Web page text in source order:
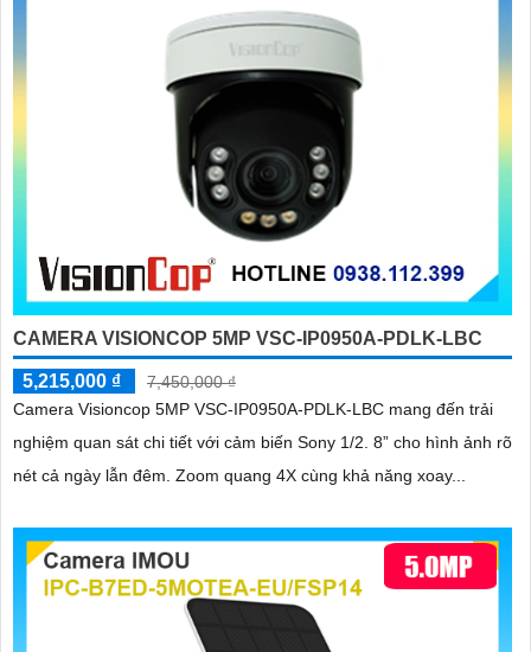
CAMERA VISIONCOP 5MP VSC-IP0950A-PDLK-LBC
5,215,000 ₫
7,450,000 ₫
Camera Visioncop 5MP VSC-IP0950A-PDLK-LBC mang đến trải
nghiệm quan sát chi tiết với cảm biến Sony 1/2. 8” cho hình ảnh rõ
nét cả ngày lẫn đêm. Zoom quang 4X cùng khả năng xoay...